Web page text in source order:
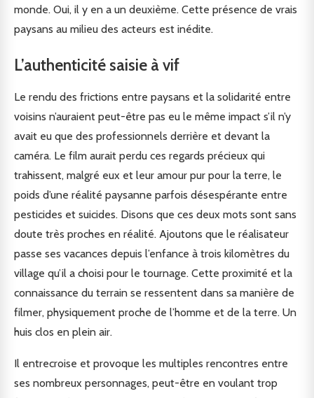
monde. Oui, il y en a un deuxième. Cette présence de vrais
paysans au milieu des acteurs est inédite.
L’authenticité saisie à vif
Le rendu des frictions entre paysans et la solidarité entre
voisins n’auraient peut-être pas eu le même impact s’il n’y
avait eu que des professionnels derrière et devant la
caméra. Le film aurait perdu ces regards précieux qui
trahissent, malgré eux et leur amour pur pour la terre, le
poids d’une réalité paysanne parfois désespérante entre
pesticides et suicides. Disons que ces deux mots sont sans
doute très proches en réalité. Ajoutons que le réalisateur
passe ses vacances depuis l’enfance à trois kilomètres du
village qu’il a choisi pour le tournage. Cette proximité et la
connaissance du terrain se ressentent dans sa manière de
filmer, physiquement proche de l’homme et de la terre. Un
huis clos en plein air.
Il entrecroise et provoque les multiples rencontres entre
ses nombreux personnages, peut-être en voulant trop